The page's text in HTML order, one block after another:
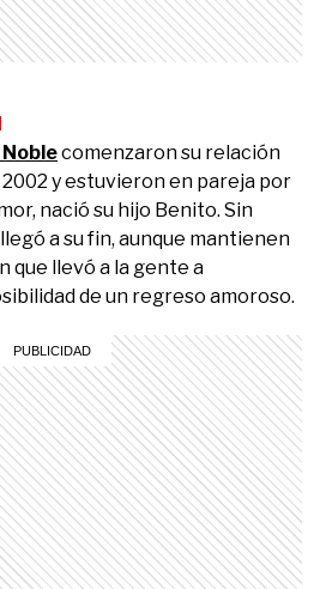
comenzaron su relación
y estuvieron en pareja por
nació su hijo Benito. Sin
a su fin, aunque mantienen
que llevó a la gente a
de un regreso amoroso.